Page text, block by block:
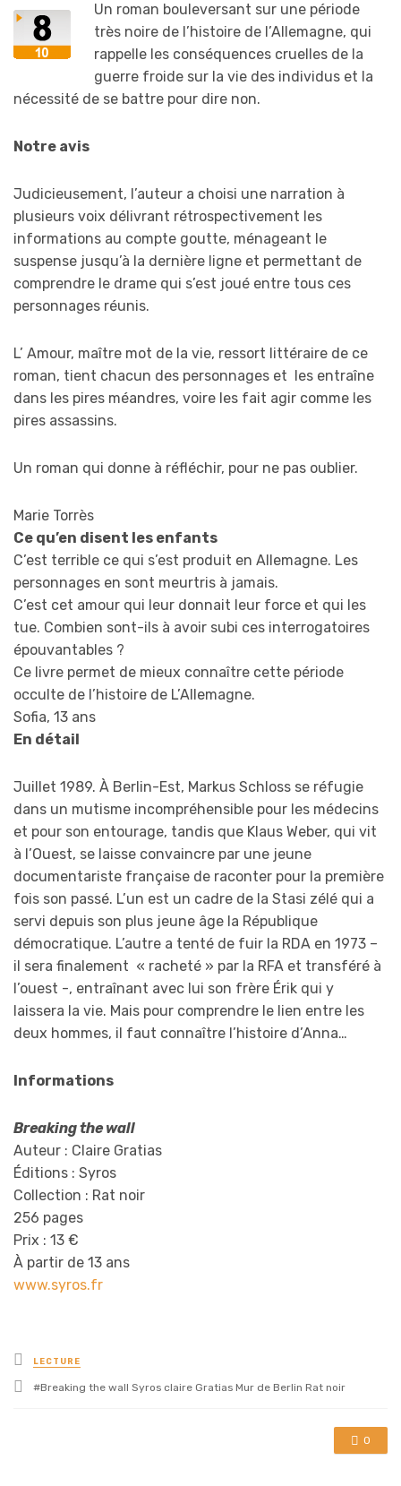
Un roman bouleversant sur une période
très noire de l’histoire de l’Allemagne, qui
rappelle les conséquences cruelles de la
guerre froide sur la vie des individus et la
nécessité de se battre pour dire non.
Notre avis
Judicieusement, l’auteur a choisi une narration à
plusieurs voix délivrant rétrospectivement les
informations au compte goutte, ménageant le
suspense jusqu’à la dernière ligne et permettant de
comprendre le drame qui s’est joué entre tous ces
personnages réunis.
L’ Amour, maître mot de la vie, ressort littéraire de ce
roman, tient chacun des personnages et les entraîne
dans les pires méandres, voire les fait agir comme les
pires assassins.
Un roman qui donne à réfléchir, pour ne pas oublier.
Marie Torrès
Ce qu’en disent les enfants
C’est terrible ce qui s’est produit en Allemagne. Les
personnages en sont meurtris à jamais.
C’est cet amour qui leur donnait leur force et qui les
tue. Combien sont-ils à avoir subi ces interrogatoires
épouvantables ?
Ce livre permet de mieux connaître cette période
occulte de l’histoire de L’Allemagne.
Sofia, 13 ans
En détail
Juillet 1989. À Berlin-Est, Markus Schloss se réfugie
dans un mutisme incompréhensible pour les médecins
et pour son entourage, tandis que Klaus Weber, qui vit
à l’Ouest, se laisse convaincre par une jeune
documentariste française de raconter pour la première
fois son passé. L’un est un cadre de la Stasi zélé qui a
servi depuis son plus jeune âge la République
démocratique. L’autre a tenté de fuir la RDA en 1973 –
il sera finalement « racheté » par la RFA et transféré à
l’ouest -, entraînant avec lui son frère Érik qui y
laissera la vie. Mais pour comprendre le lien entre les
deux hommes, il faut connaître l’histoire d’Anna…
Informations
Breaking the wall
Auteur : Claire Gratias
Éditions : Syros
Collection : Rat noir
256 pages
Prix : 13 €
À partir de 13 ans
www.syros.fr
Posted
in
LECTURE
Tagged
Breaking the wall Syros claire Gratias Mur de Berlin Rat noir
0